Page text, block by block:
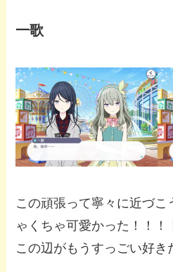
一歌
この頑張って寧々に近づこ
ゃくちゃ可愛かった！！！
この辺がもうすっごい好き